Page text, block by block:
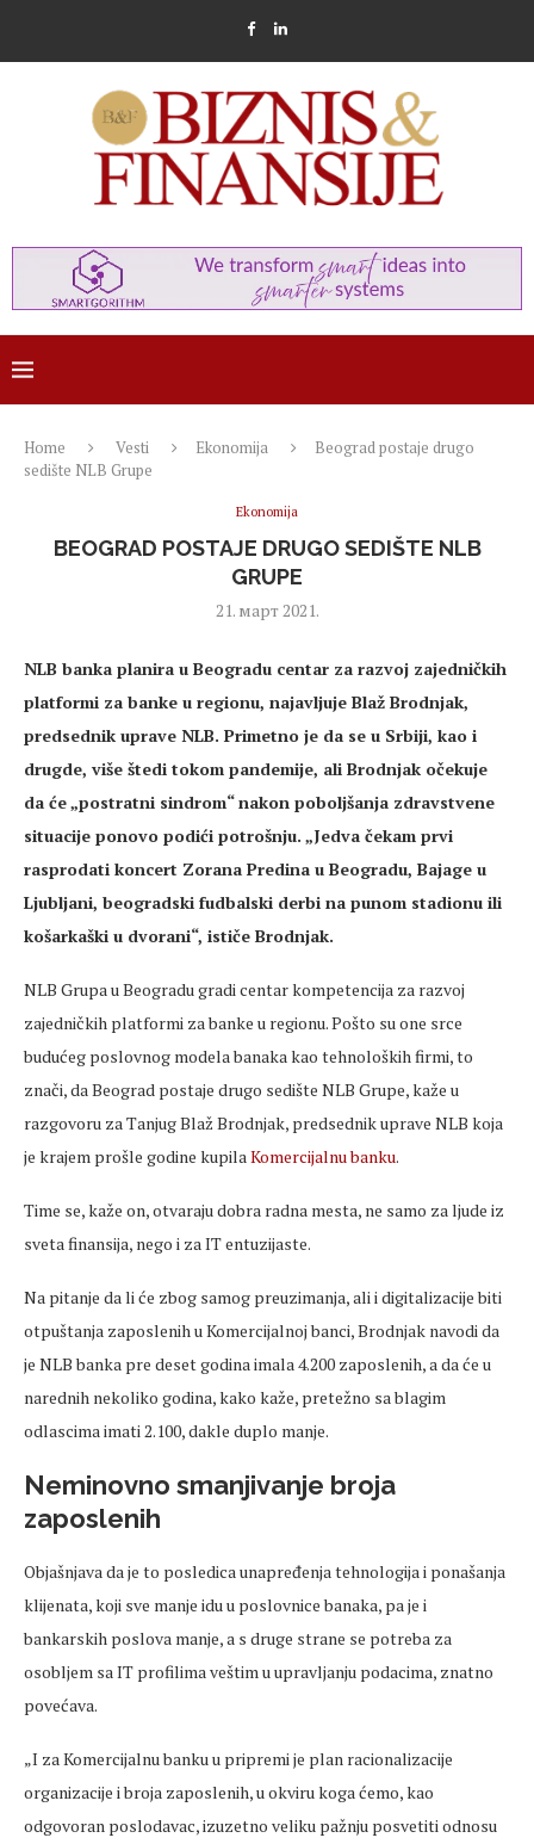
Home Vesti Ekonomija
Beograd postaje drugo
sedište NLB Grupe
Ekonomija
BEOGRAD POSTAJE DRUGO SEDIŠTE NLB
GRUPE
21. март 2021.
NLB banka planira u Beogradu centar za razvoj zajedničkih
platformi za banke u regionu, najavljuje Blaž Brodnjak,
predsednik uprave NLB. Primetno je da se u Srbiji, kao i
drugde, više štedi tokom pandemije, ali Brodnjak očekuje
da će „postratni sindrom“ nakon poboljšanja zdravstvene
situacije ponovo podići potrošnju. „Jedva čekam prvi
rasprodati koncert Zorana Predina u Beogradu, Bajage u
Ljubljani, beogradski fudbalski derbi na punom stadionu ili
košarkaški u dvorani“, ističe Brodnjak.
NLB Grupa u Beogradu gradi centar kompetencija za razvoj
zajedničkih platformi za banke u regionu. Pošto su one srce
budućeg poslovnog modela banaka kao tehnoloških firmi, to
znači, da Beograd postaje drugo sedište NLB Grupe, kaže u
razgovoru za Tanjug Blaž Brodnjak, predsednik uprave NLB koja
je krajem prošle godine kupilaKomercijalnu banku.
Time se, kaže on, otvaraju dobra radna mesta, ne samo za ljude iz
sveta finansija, nego i za IT entuzijaste.
Na pitanje da li će zbog samog preuzimanja, ali i digitalizacije biti
otpuštanja zaposlenih u Komercijalnoj banci, Brodnjak navodi da
je NLB banka pre deset godina imala 4.200 zaposlenih, a da će u
narednih nekoliko godina, kako kaže, pretežno sa blagim
odlascima imati 2.100, dakle duplo manje.
Neminovno smanjivanje broja
zaposlenih
Objašnjava da je to posledica unapređenja tehnologija i ponašanja
klijenata, koji sve manje idu u poslovnice banaka, pa je i
bankarskih poslova manje, a s druge strane se potreba za
osobljem sa IT profilima veštim u upravljanju podacima, znatno
povećava.
„I za Komercijalnu banku u pripremi je plan racionalizacije
organizacije i broja zaposlenih, u okviru koga ćemo, kao
odgovoran poslodavac, izuzetno veliku pažnju posvetiti odnosu